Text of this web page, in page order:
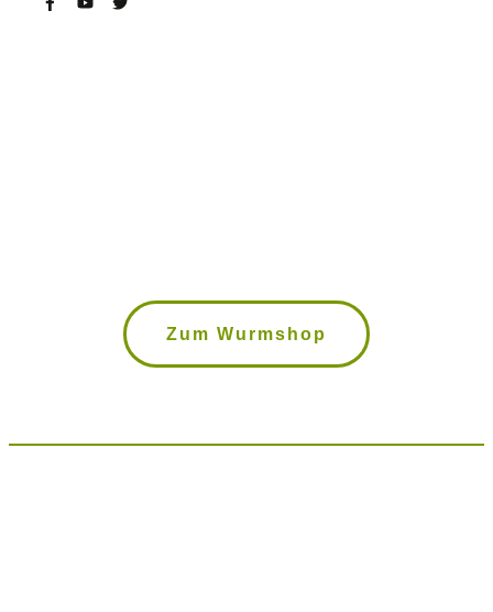
Zum Wurmshop